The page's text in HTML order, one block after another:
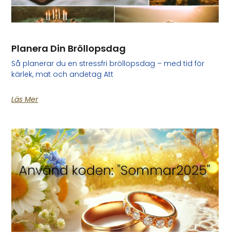
Planera Din Bröllopsdag
Så planerar du en stressfri bröllopsdag – med tid för
kärlek, mat och andetag Att
Läs Mer